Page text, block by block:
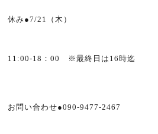
休み●7/21（木）
11:00-18：00 ※最終日は16時迄
お問い合わせ●090-9477-2467